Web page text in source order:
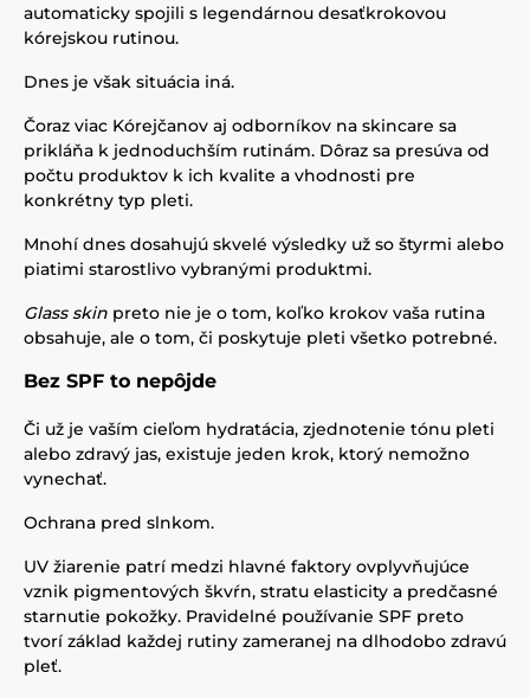
automaticky spojili s legendárnou desaťkrokovou
kórejskou rutinou.
Dnes je však situácia iná.
Čoraz viac Kórejčanov aj odborníkov na skincare sa
prikláňa k jednoduchším rutinám. Dôraz sa presúva od
počtu produktov k ich kvalite a vhodnosti pre
konkrétny typ pleti.
Mnohí dnes dosahujú skvelé výsledky už so štyrmi alebo
piatimi starostlivo vybranými produktmi.
Glass skin preto nie je o tom, koľko krokov vaša rutina
obsahuje, ale o tom, či poskytuje pleti všetko potrebné.
Bez SPF to nepôjde
Či už je vaším cieľom hydratácia, zjednotenie tónu pleti
alebo zdravý jas, existuje jeden krok, ktorý nemožno
vynechať.
Ochrana pred slnkom.
UV žiarenie patrí medzi hlavné faktory ovplyvňujúce
vznik pigmentových škvŕn, stratu elasticity a predčasné
starnutie pokožky. Pravidelné používanie SPF preto
tvorí základ každej rutiny zameranej na dlhodobo zdravú
pleť.